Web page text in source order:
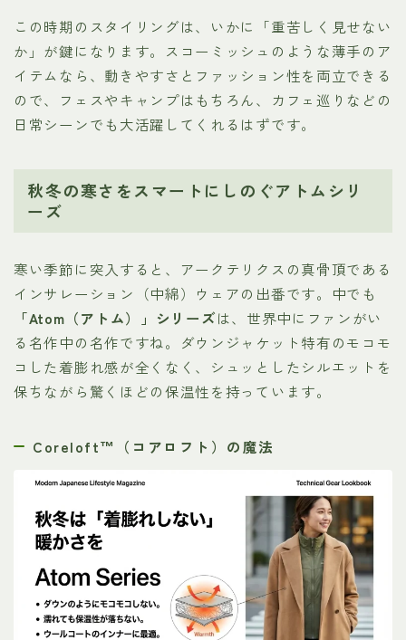
この時期のスタイリングは、いかに「重苦しく見せない
か」が鍵になります。スコーミッシュのような薄手のア
イテムなら、動きやすさとファッション性を両立できる
ので、フェスやキャンプはもちろん、カフェ巡りなどの
日常シーンでも大活躍してくれるはずです。
秋冬の寒さをスマートにしのぐアトムシリ
ーズ
寒い季節に突入すると、アークテリクスの真骨頂である
インサレーション（中綿）ウェアの出番です。中でも
「Atom（アトム）」シリーズは、世界中にファンがい
る名作中の名作ですね。ダウンジャケット特有のモコモ
コした着膨れ感が全くなく、シュッとしたシルエットを
保ちながら驚くほどの保温性を持っています。
Coreloft™（コアロフト）の魔法